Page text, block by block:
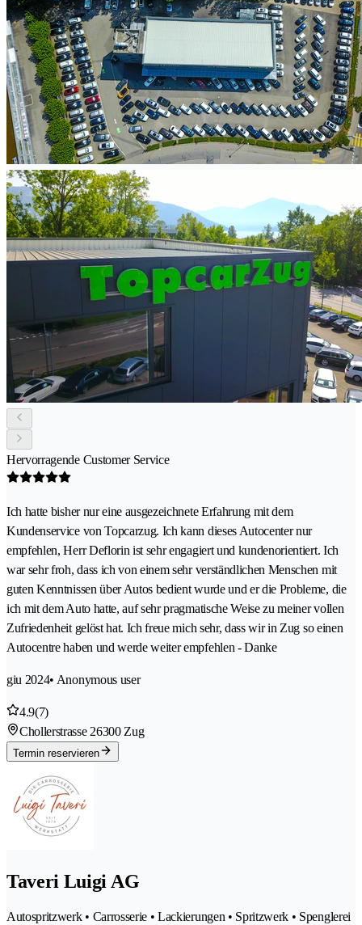
Hervorragende Customer Service
Ich hatte bisher nur eine ausgezeichnete Erfahrung mit dem
Kundenservice von Topcarzug. Ich kann dieses Autocenter nur
empfehlen, Herr Deflorin ist sehr engagiert und kundenorientiert. Ich
war sehr froh, dass ich von einem sehr verständlichen Menschen mit
guten Kenntnissen über Autos bedient wurde und er die Probleme, die
ich mit dem Auto hatte, auf sehr pragmatische Weise zu meiner vollen
Zufriedenheit gelöst hat. Ich freue mich sehr, dass wir in Zug so einen
Autocentre haben und werde weiter empfehlen - Danke
giu 2024• Anonymous user
4.9(7)
Chollerstrasse 26300 Zug
Termin reservieren
Taveri Luigi AG
Autospritzwerk • Carrosserie • Lackierungen • Spritzwerk • Spenglerei